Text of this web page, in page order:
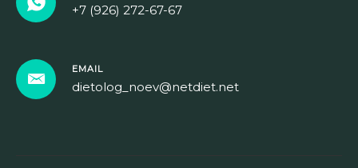
+7 (926) 272-67-67
EMAIL
dietolog_noev@netdiet.net